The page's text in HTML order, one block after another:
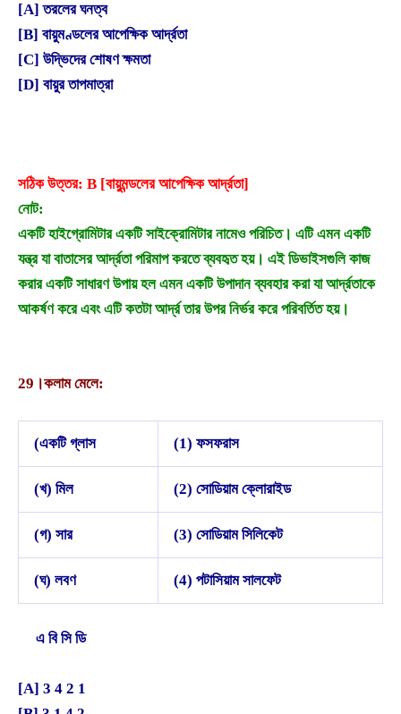
[A] তরলের ঘনত্ব
[B] বায়ুমণ্ডলের আপেক্ষিক আর্দ্রতা
[C] উদ্ভিদের শোষণ ক্ষমতা
[D] বায়ুর তাপমাত্রা
সঠিক উত্তর: B [বায়ুমন্ডলের আপেক্ষিক আর্দ্রতা]
নোট:
একটি হাইগ্রোমিটার একটি সাইক্রোমিটার নামেও পরিচিত। এটি এমন একটি
যন্ত্র যা বাতাসের আর্দ্রতা পরিমাপ করতে ব্যবহৃত হয়। এই ডিভাইসগুলি কাজ
করার একটি সাধারণ উপায় হল এমন একটি উপাদান ব্যবহার করা যা আর্দ্রতাকে
আকর্ষণ করে এবং এটি কতটা আর্দ্র তার উপর নির্ভর করে পরিবর্তিত হয়।
29।কলাম মেলে:
(একটি গ্লাস (1) ফসফরাস
(খ) মিল (2) সোডিয়াম ক্লোরাইড
(গ) সার (3) সোডিয়াম সিলিকেট
(ঘ) লবণ (4) পটাসিয়াম সালফেট
এ বি সি ডি
[A] 3 4 2 1